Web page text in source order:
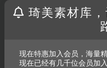
琦美素材库
现在特惠加入会员，海量
现在已经有几千位会员加